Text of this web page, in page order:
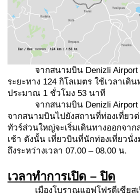
จากสนามบิน Denizli Airport ไ
ระยะทาง 124 กิโลเมตร ใช้เวลาเดิ
ประมาณ 1 ชั่วโมง 53 นาที
จากสนามบิน Denizli Airport
จากสนามบินไปยังสถานที่ท่องเที่ยว
ทัวร์ส่วนใหญ่จะเริ่มเดินทางออกจา
เช้า ดังนั้น เที่ยวบินที่นักท่องเที่ยวนั่
ถึงระหว่างเวลา 07.00 – 08.00 น.
เวลาทำการเปิด – ปิด
เมืองโบราณแอฟโฟรดีเซียสเ